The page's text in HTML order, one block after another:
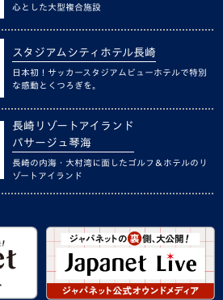
心とした大型複合施設
スタジアムシティホテル長崎
日本初！サッカースタジアムビューホテルで特別
な感動とくつろぎを。
長崎リゾートアイランド
パサージュ琴海
長崎の内海・大村湾に面したゴルフ＆ホテルのリ
ゾートアイランド